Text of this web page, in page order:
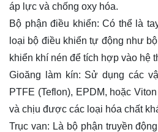
áp lực và chống oxy hóa.
Bộ phận điều khiển: Có thể là
loại bộ điều khiển tự động như
khiển khí nén để tích hợp vào hệ
Gioăng làm kín: Sử dụng các
PTFE (Teflon), EPDM, hoặc
và chịu được các loại hóa chất
Trục van: Là bộ phận truyền